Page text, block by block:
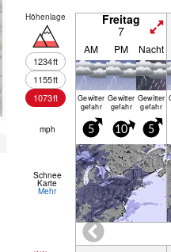
Höhenlage
1234ft
1155ft
1073ft
Freitag
7
AM PM Nacht
Gewitter
gefahr
Gewitter
gefahr
Gewitter
gefahr
mph 5 10 5
Schnee
Karte
Mehr